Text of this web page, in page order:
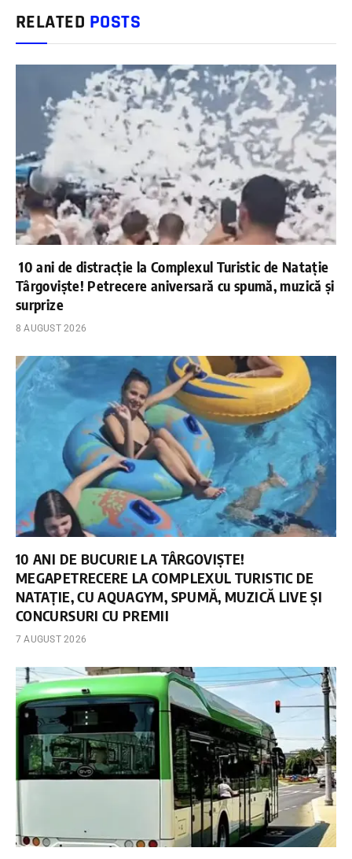
RELATED POSTS
10 ani de distracție la Complexul Turistic de Natație
Târgoviște! Petrecere aniversară cu spumă, muzică și
surprize
8 AUGUST 2026
10 ANI DE BUCURIE LA TÂRGOVIȘTE!
MEGAPETRECERE LA COMPLEXUL TURISTIC DE
NATAȚIE, CU AQUAGYM, SPUMĂ, MUZICĂ LIVE ȘI
CONCURSURI CU PREMII
7 AUGUST 2026